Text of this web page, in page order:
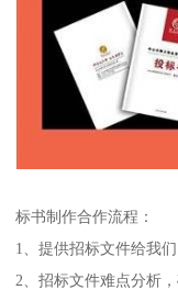
标书制作合作流程：
1、提供招标文件给我们
2、招标文件难点分析